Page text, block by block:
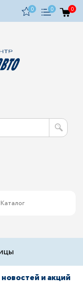
0 0 0
Каталог
и акций